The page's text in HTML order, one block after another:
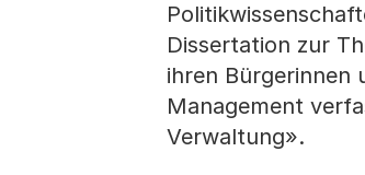
Dissertation zur
ihren Bürgerinnen
Management
Verwaltung».